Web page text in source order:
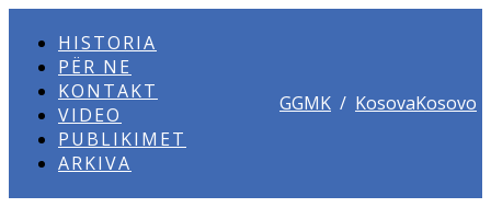
HISTORIA
PËR NE
KONTAKT
VIDEO
PUBLIKIMET
ARKIVA
GGMK / KosovaKosovo